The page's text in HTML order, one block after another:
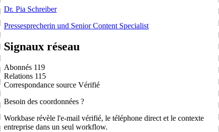
Dr. Pia Schreiber
Pressesprecherin und Senior Content Specialist
Signaux réseau
Abonnés 119
Relations 115
Correspondance source Vérifié
Besoin des coordonnées ?
Workbase révèle l'e-mail vérifié, le téléphone direct et le contexte
entreprise dans un seul workflow.